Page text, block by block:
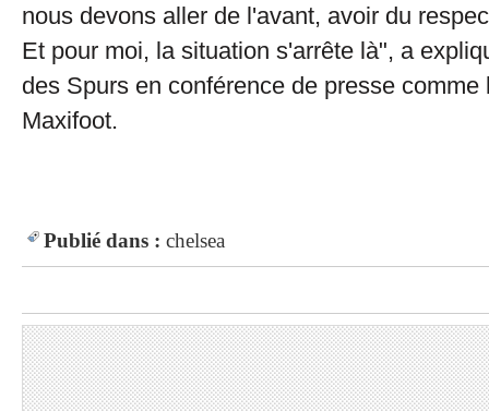
nous devons aller de l'avant, avoir du
Et pour moi, la situation s'arrête là", a
des Spurs en conférence de presse comme
Maxifoot.
Publié dans : chelsea